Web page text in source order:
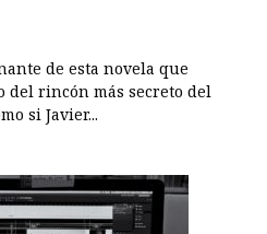
de esta novela que
del rincón más secreto del
si Javier...